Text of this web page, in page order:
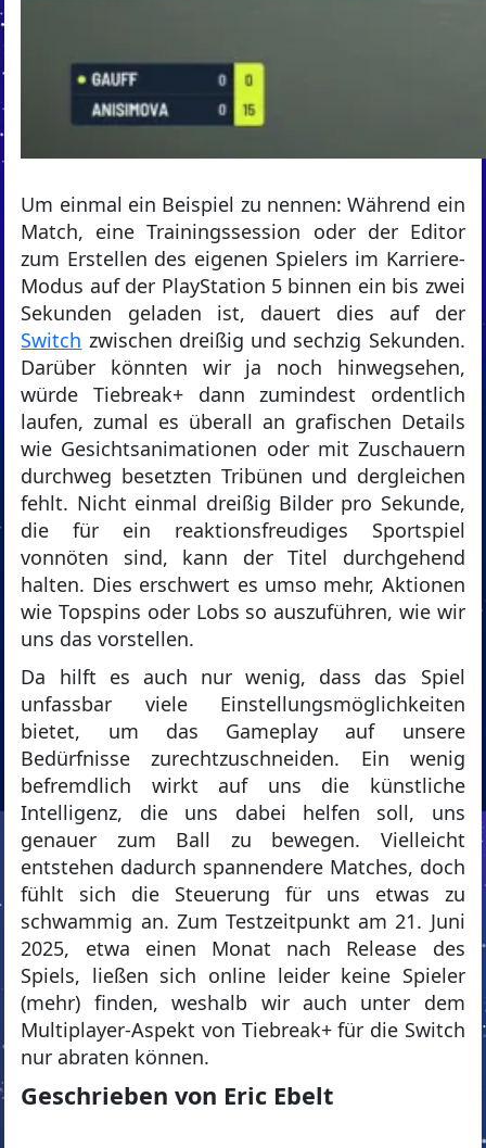
Um einmal ein Beispiel zu nennen: Während ein
Match, eine Trainingssession oder der Editor
zum Erstellen des eigenen Spielers im Karriere-
Modus auf der PlayStation 5 binnen ein bis zwei
Sekunden geladen ist, dauert dies auf der
Switch zwischen dreißig und sechzig Sekunden.
Darüber könnten wir ja noch hinwegsehen,
würde Tiebreak+ dann zumindest ordentlich
laufen, zumal es überall an grafischen Details
wie Gesichtsanimationen oder mit Zuschauern
durchweg besetzten Tribünen und dergleichen
fehlt. Nicht einmal dreißig Bilder pro Sekunde,
die für ein reaktionsfreudiges Sportspiel
vonnöten sind, kann der Titel durchgehend
halten. Dies erschwert es umso mehr, Aktionen
wie Topspins oder Lobs so auszuführen, wie wir
uns das vorstellen.
Da hilft es auch nur wenig, dass das Spiel
unfassbar viele Einstellungsmöglichkeiten
bietet, um das Gameplay auf unsere
Bedürfnisse zurechtzuschneiden. Ein wenig
befremdlich wirkt auf uns die künstliche
Intelligenz, die uns dabei helfen soll, uns
genauer zum Ball zu bewegen. Vielleicht
entstehen dadurch spannendere Matches, doch
fühlt sich die Steuerung für uns etwas zu
schwammig an. Zum Testzeitpunkt am 21. Juni
2025, etwa einen Monat nach Release des
Spiels, ließen sich online leider keine Spieler
(mehr) finden, weshalb wir auch unter dem
Multiplayer-Aspekt von Tiebreak+ für die Switch
nur abraten können.
Geschrieben von Eric Ebelt